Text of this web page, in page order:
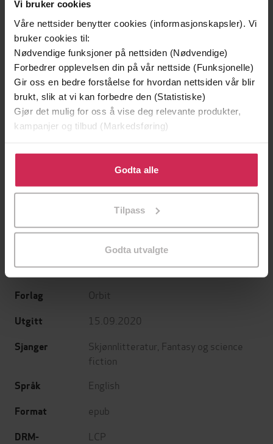
Vi bruker cookies
Våre nettsider benytter cookies (informasjonskapsler). Vi
bruker cookies til:
Nødvendige funksjoner på nettsiden (Nødvendige)
Forbedrer opplevelsen din på vår nettside (Funksjonelle)
Gir oss en bedre forståelse for hvordan nettsiden vår blir
brukt, slik at vi kan forbedre den (Statistiske)
Gjør det mulig for oss å vise deg relevante produkter,
kampanjer og tilbud (Markedsføring)
Klikk på «Godta alle» for å gi oss ditt samtykke til å
bruke cookies for alle disse formålene. Du kan også
tilpasse ditt samtykke til spesifikke formål ved å klikke
Godta alle
Tilpass
Godta utvalgte
199,-
Captain Eva Innocente, Book 2
Forfattere Valerie Valdes(forfatter)
Forlag Orbit
Utgitt 15.09.2020
Sjanger Skjønnlitteratur Fantasy og science
fiction
Språk English
Format epub
DRM-
LCP